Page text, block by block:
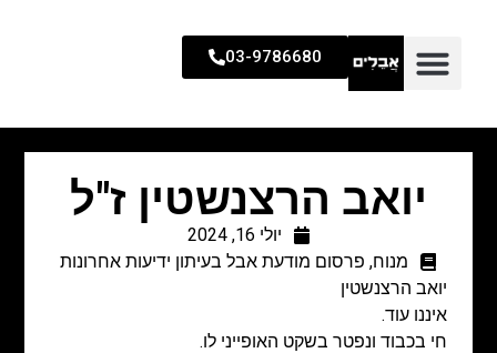
03-9786680
יואב הרצנשטין ז"ל
יולי 16, 2024
מנוח, פרסום מודעת אבל בעיתון ידיעות אחרונות
יואב הרצנשטין
איננו עוד.
חי בכבוד ונפטר בשקט האופייני לו.